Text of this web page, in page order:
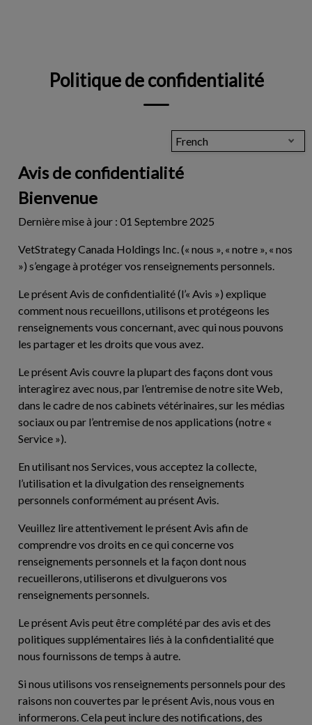
Politique de confidentialité
French
Avis de confidentialité
Bienvenue
Dernière mise à jour : 01 Septembre 2025
VetStrategy Canada Holdings Inc. (« nous », « notre », « nos
») s’engage à protéger vos renseignements personnels.
Le présent Avis de confidentialité (l’« Avis ») explique
comment nous recueillons, utilisons et protégeons les
renseignements vous concernant, avec qui nous pouvons
les partager et les droits que vous avez.
Le présent Avis couvre la plupart des façons dont vous
interagirez avec nous, par l’entremise de notre site Web,
dans le cadre de nos cabinets vétérinaires, sur les médias
sociaux ou par l’entremise de nos applications (notre «
Service »).
En utilisant nos Services, vous acceptez la collecte,
l’utilisation et la divulgation des renseignements
personnels conformément au présent Avis.
Veuillez lire attentivement le présent Avis afin de
comprendre vos droits en ce qui concerne vos
renseignements personnels et la façon dont nous
recueillerons, utiliserons et divulguerons vos
renseignements personnels.
Le présent Avis peut être complété par des avis et des
politiques supplémentaires liés à la confidentialité que
nous fournissons de temps à autre.
Si nous utilisons vos renseignements personnels pour des
raisons non couvertes par le présent Avis, nous vous en
informerons. Cela peut inclure des notifications, des